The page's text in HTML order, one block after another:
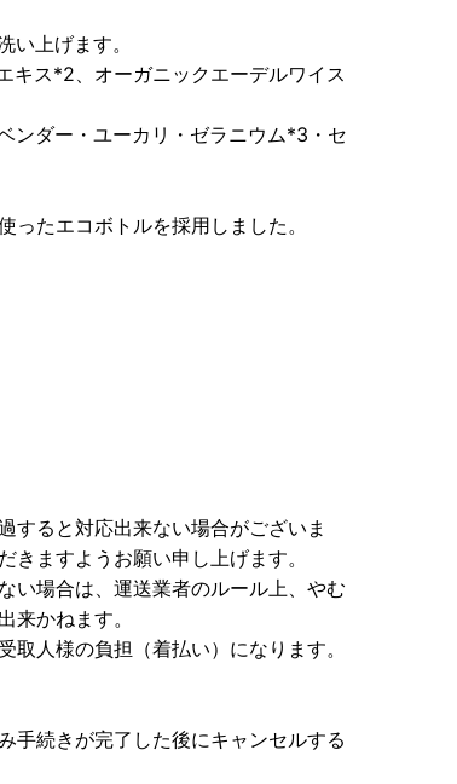
上げます。
キス*2、オーガニックエーデルワイス
ンダー・ユーカリ・ゼラニウム*3・セ
たエコボトルを採用しました。
すると対応出来ない場合がございま
ますようお願い申し上げます。
い場合は、運送業者のルール上、やむ
来かねます。
取人様の負担（着払い）になります。
手続きが完了した後にキャンセルする